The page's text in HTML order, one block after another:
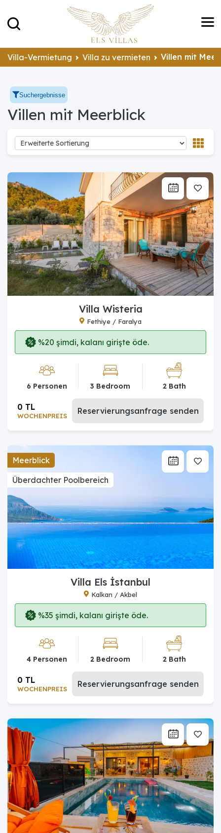
Villa-Vermietung Villa zu vermieten Villen mit
Suchergebnisse
Villen mit Meerblick
Villa Wisteria
Fethiye / Faralya
%20 şimdi, kalanı girişte öde.
6 Personen 3 Bedroom 2 Bath
WOCHENPREIS
0 TL Reservierungsanfrage senden
Meerblick
Überdachter Poolbereich
Villa Els İstanbul
Kalkan / Akbel
%35 şimdi, kalanı girişte öde.
4 Personen 2 Bedroom 2 Bath
WOCHENPREIS
0 TL Reservierungsanfrage senden